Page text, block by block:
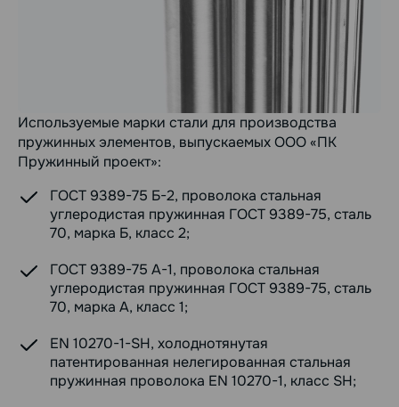
Используемые марки стали для производства
пружинных элементов, выпускаемых ООО «ПК
Пружинный проект»:
ГОСТ 9389-75 Б-2, проволока стальная
углеродистая пружинная ГОСТ 9389-75, сталь
70, марка Б, класс 2;
ГОСТ 9389-75 А-1, проволока стальная
углеродистая пружинная ГОСТ 9389-75, сталь
70, марка А, класс 1;
EN 10270-1-SH, холоднотянутая
патентированная нелегированная стальная
пружинная проволока EN 10270-1, класс SH;